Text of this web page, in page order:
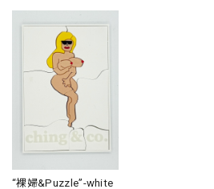
“裸婦&Puzzle”-white